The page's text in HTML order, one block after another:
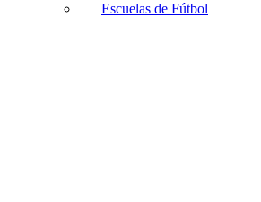
Escuelas de Fútbol